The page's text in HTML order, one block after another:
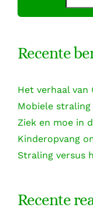
Recente
Het verhaal van
Mobiele
Ziek en moe in
Kinderopvang
Straling versus
Recente